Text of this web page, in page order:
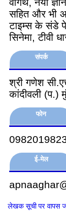
सहित और भी
टाइम्स के संडे
सिनेमा, टीवी
संपर्क
श्री गणेश
कांदीवली (प.)
फोन
ई-मेल
लेखक सूची पर वापस